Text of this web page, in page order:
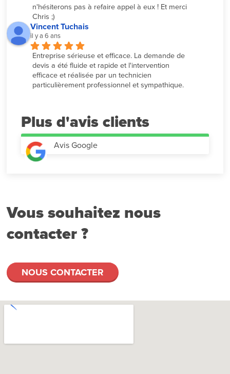
n'hésiterons pas à refaire appel à eux ! Et merci
Chris ;)
Vincent Tuchais
il y a 6 ans
Entreprise sérieuse et efficace. La demande de
devis a été fluide et rapide et l'intervention
efficace et réalisée par un technicien
particulièrement professionnel et sympathique.
Plus d'avis
Avis Google
Vous souhaitez nous
contacter ?
NOUS CONTACTER